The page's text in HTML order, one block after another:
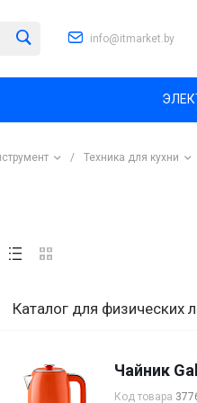
info@itmarket.by
/ Техника для кухни
Каталог для физических
Чайник
Код товара